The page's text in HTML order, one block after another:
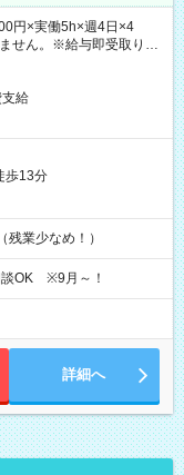
円×実働5h×週4日×4
せん。※給与即受取りサ
給
歩13分
業少なめ！）
OK ※9月～！
詳細へ